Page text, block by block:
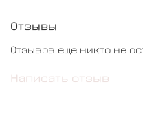
Отзывы
Отзывов еще никто не
Написать отзыв